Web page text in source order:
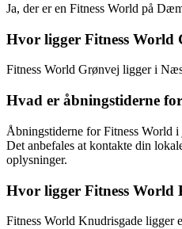
Ja, der er en Fitness World på
Hvor ligger Fitness World
Fitness World Grønvej ligger i
Hvad er åbningstiderne
Åbningstiderne for Fitness World
Det anbefales at kontakte din
oplysninger.
Hvor ligger Fitness World
Fitness World Knudrisgade ligger